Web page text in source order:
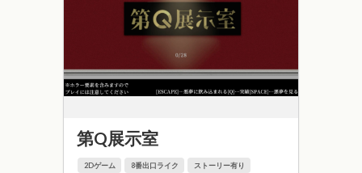
第Q展示室
2Dゲーム 8番出口ライク ストーリー有り